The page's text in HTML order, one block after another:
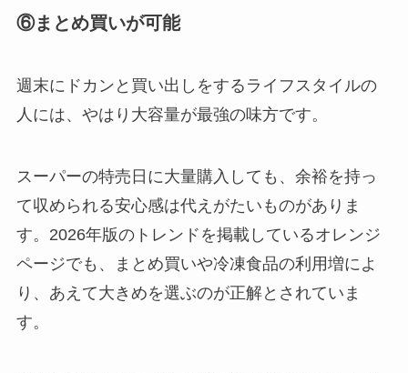
⑥まとめ買いが可能
週末にドカンと買い出しをするライフスタイルの
人には、やはり大容量が最強の味方です。
スーパーの特売日に大量購入しても、余裕を持っ
て収められる安心感は代えがたいものがありま
す。2026年版のトレンドを掲載しているオレンジ
ページでも、まとめ買いや冷凍食品の利用増によ
り、あえて大きめを選ぶのが正解とされていま
す。